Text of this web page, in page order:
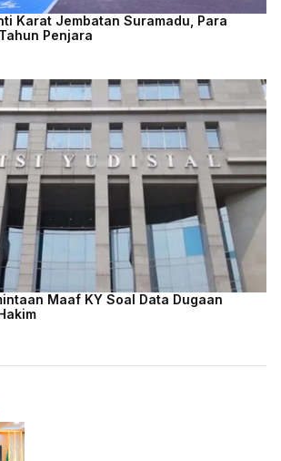
Karat Jembatan Suramadu, Para
Penjara
Maaf KY Soal Data Dugaan